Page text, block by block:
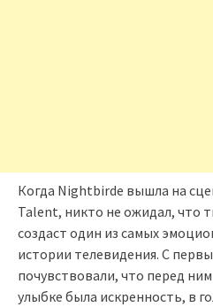
Когда Nightbirde вышла на
Talent, никто не ожидал, что
создаст один из самых
истории телевидения. С
почувствовали, что перед
улыбке была искренность, в